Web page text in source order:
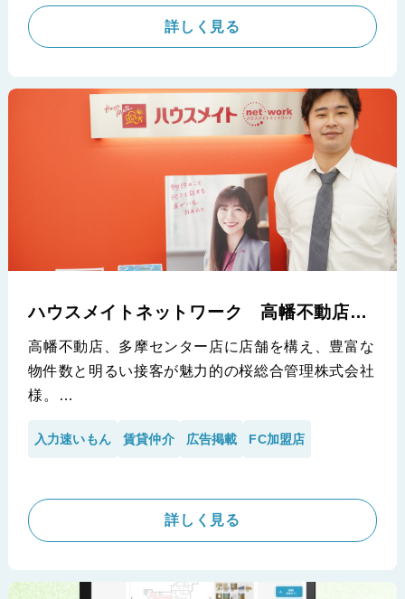
きました。
詳しく見る
ハウスメイトネットワーク 高幡不動店
桜総合管理株式会社
高幡不動店、多摩センター店に店舗を構え、豊富な
物件数と明るい接客が魅力的の桜総合管理株式会社
様。
ューを行いました！iimonの入力速いもんがリリー
ており、時には他の業務の妨げになってしまう場面
もあったという。そんな桜総合管理株式会社様の課
一社であります。
入力速いもん 賃貸仲介 広告掲載 FC加盟店
詳しく見る